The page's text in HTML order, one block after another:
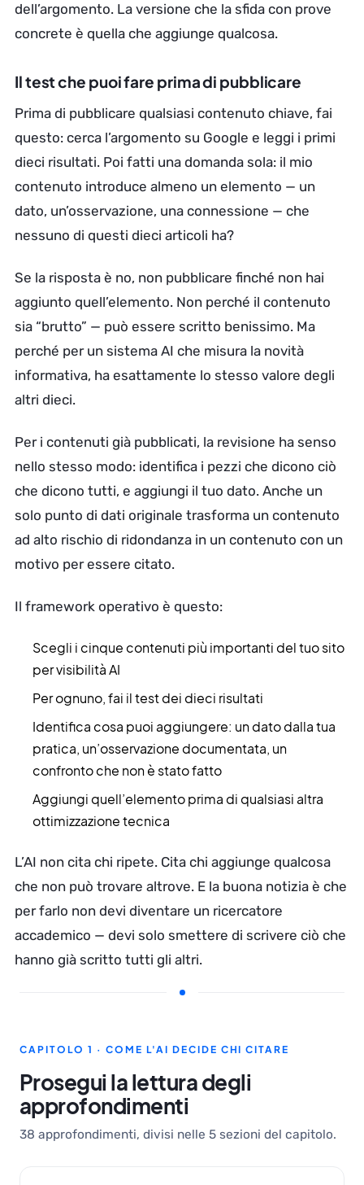
dell’argomento. La versione che la sfida con prove
concrete è quella che aggiunge qualcosa.
Il test che puoi fare prima di pubblicare
Prima di pubblicare qualsiasi contenuto chiave, fai
questo: cerca l’argomento su Google e leggi i primi
dieci risultati. Poi fatti una domanda sola: il mio
contenuto introduce almeno un elemento — un
dato, un’osservazione, una connessione — che
nessuno di questi dieci articoli ha?
Se la risposta è no, non pubblicare finché non hai
aggiunto quell’elemento. Non perché il contenuto
sia “brutto” — può essere scritto benissimo. Ma
perché per un sistema AI che misura la novità
informativa, ha esattamente lo stesso valore degli
altri dieci.
Per i contenuti già pubblicati, la revisione ha senso
nello stesso modo: identifica i pezzi che dicono ciò
che dicono tutti, e aggiungi il tuo dato. Anche un
solo punto di dati originale trasforma un contenuto
ad alto rischio di ridondanza in un contenuto con un
motivo per essere citato.
Il framework operativo è questo:
Scegli i cinque contenuti più importanti del tuo sito
per visibilità AI
Per ognuno, fai il test dei dieci risultati
Identifica cosa puoi aggiungere: un dato dalla tua
pratica, un’osservazione documentata, un
confronto che non è stato fatto
Aggiungi quell’elemento prima di qualsiasi altra
ottimizzazione tecnica
L’AI non cita chi ripete. Cita chi aggiunge qualcosa
che non può trovare altrove. E la buona notizia è che
per farlo non devi diventare un ricercatore
accademico — devi solo smettere di scrivere ciò che
hanno già scritto tutti gli altri.
CAPITOLO 1 · COME L'AI DECIDE CHI CITARE
Prosegui la lettura degli
approfondimenti
38 approfondimenti, divisi nelle 5 sezioni del capitolo.